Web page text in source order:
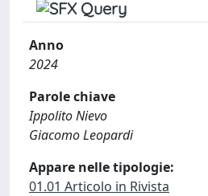
Anno
2024
Parole chiave
Ippolito Nievo
Giacomo Leopardi
Appare nelle tipologie:
01.01 Articolo in Rivista